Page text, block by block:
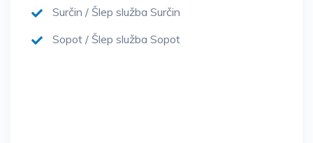
Surčin / Šlep služba Surčin
Sopot / Šlep služba Sopot